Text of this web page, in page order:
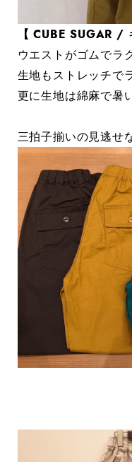
【 CUBE SUGAR /
ウエストがゴムでラ
生地もストレッチで
更に生地は綿麻で暑
三拍子揃いの見逃せ